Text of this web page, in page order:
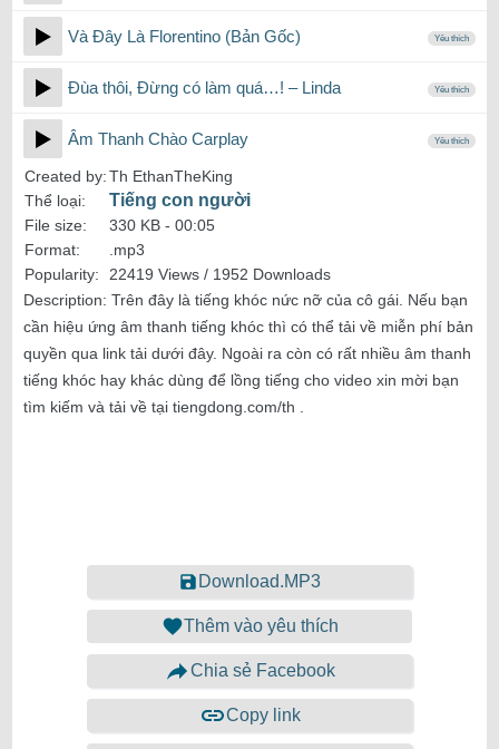
Và Đây Là Florentino (Bản Gốc) Yêu thích
Đùa thôi, Đừng có làm quá…! – Linda Yêu thích
Âm Thanh Chào Carplay Yêu thích
Created by:Th EthanTheKing
Thể loại:
Tiếng con người
File size: 330 KB - 00:05
Format:
.mp3
Popularity:
22419 Views / 1952 Downloads
Description: Trên đây là tiếng khóc nức nỡ của cô gái. Nếu bạn
cần hiệu ứng âm thanh tiếng khóc thì có thể tải về miễn phí bản
quyền qua link tải dưới đây. Ngoài ra còn có rất nhiều âm thanh
tiếng khóc hay khác dùng để lồng tiếng cho video xin mời bạn
tìm kiếm và tải về tại tiengdong.com/th .
Download.MP3
Thêm vào yêu thích
Chia sẻ Facebook
Copy link